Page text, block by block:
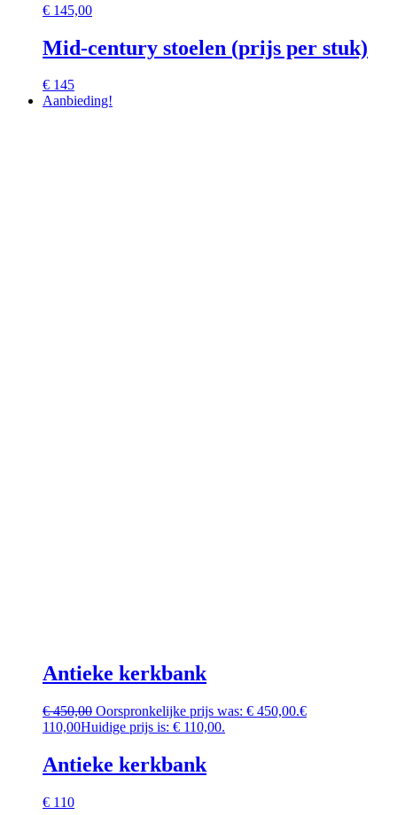
€ 145,00
Mid-century stoelen (prijs per stuk)
€ 145
Aanbieding!
Antieke kerkbank
€450,00 Oorspronkelijke prijs was: € 450,00.€
110,00Huidige prijs is: € 110,00.
Antieke kerkbank
€ 110